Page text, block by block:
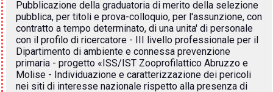
Pubblicazione della graduatoria di merito della selezione
pubblica, per titoli e prova-colloquio, per l'assunzione, con
contratto a tempo determinato, di una unita' di personale
con il profilo di ricercatore - III livello professionale per il
Dipartimento di ambiente e connessa prevenzione
primaria - progetto «ISS/IST Zooprofilattico Abruzzo e
Molise - Individuazione e caratterizzazione dei pericoli
nei siti di interesse nazionale rispetto alla presenza di